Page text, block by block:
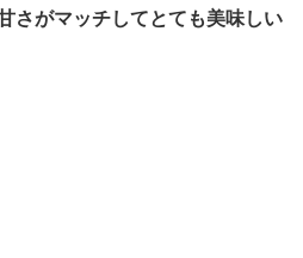
さがマッチしてとても美味しい